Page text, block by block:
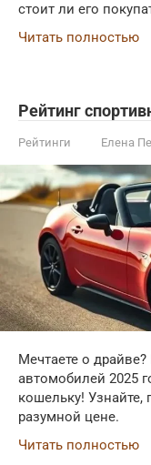
стоит ли его
Читать полностью
Рейтинг
Рейтинги Елена
Мечтаете о
автомобилей 2025
кошельку! Узнайте,
разумной цене.
Читать полностью